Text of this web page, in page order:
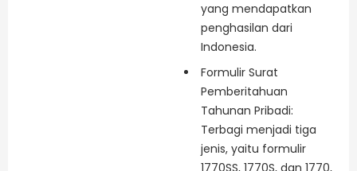
yang mendapatkan
penghasilan dari
Indonesia.
Formulir Surat
Pemberitahuan
Tahunan Pribadi:
Terbagi menjadi tiga
jenis, yaitu formulir